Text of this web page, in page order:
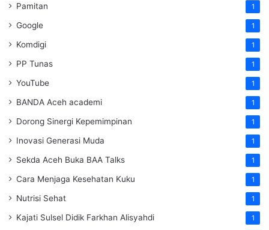
Pamitan 1
Google 1
Komdigi 1
PP Tunas 1
YouTube 1
BANDA Aceh academi 1
Dorong Sinergi Kepemimpinan 1
Inovasi Generasi Muda 1
Sekda Aceh Buka BAA Talks 1
Cara Menjaga Kesehatan Kuku 1
Nutrisi Sehat 1
Kajati Sulsel Didik Farkhan Alisyahdi 1